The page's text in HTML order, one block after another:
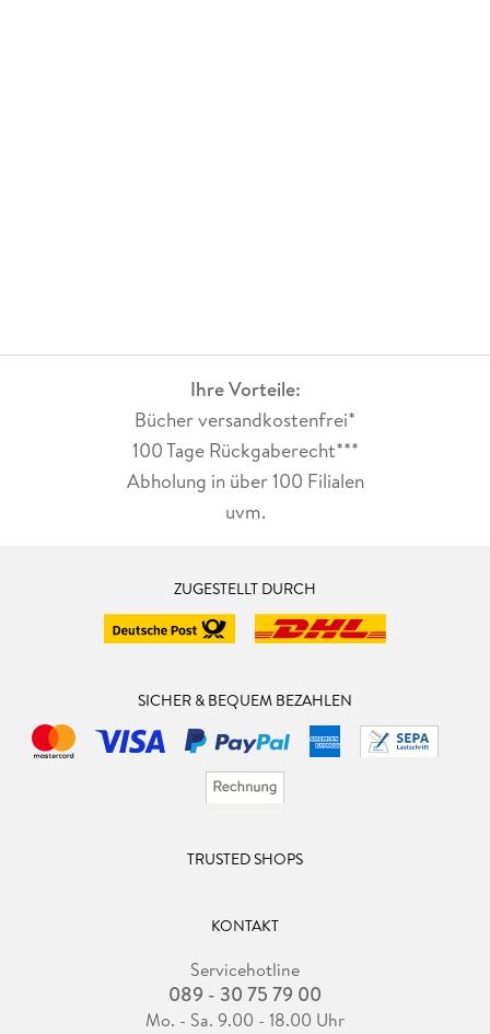
Ihre Vorteile:
Bücher versandkostenfrei*
100 Tage Rückgaberecht***
Abholung in über 100 Filialen
uvm.
ZUGESTELLT DURCH
SICHER & BEQUEM BEZAHLEN
TRUSTED SHOPS
KONTAKT
Servicehotline
089 - 30 75 79 00
Mo. - Sa. 9.00 - 18.00 Uhr